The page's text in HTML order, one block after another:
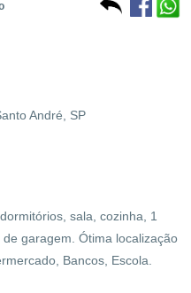
André, SP
sala, cozinha, 1
garagem. Ótima localização
Bancos, Escola.